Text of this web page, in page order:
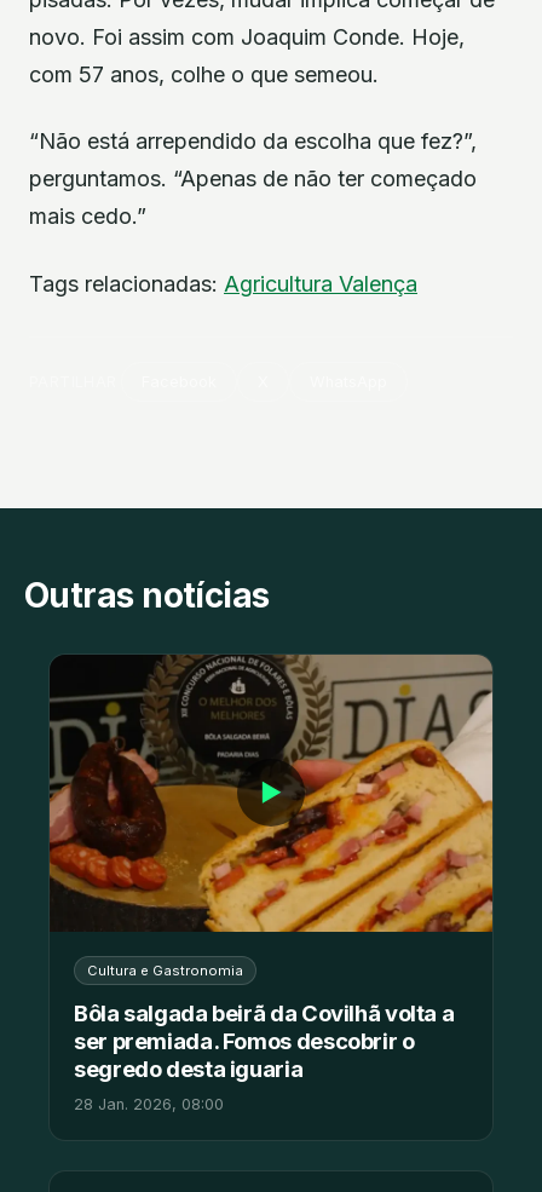
novo. Foi assim com Joaquim Conde. Hoje,
com 57 anos, colhe o que semeou.
“Não está arrependido da escolha que fez?”,
perguntamos. “Apenas de não ter começado
mais cedo.”
Tags relacionadas: Agricultura Valença
Outras notícias
▶
Cultura e Gastronomia
Bôla salgada beirã da Covilhã volta a
ser premiada. Fomos descobrir o
segredo desta iguaria
28 Jan. 2026, 08:00